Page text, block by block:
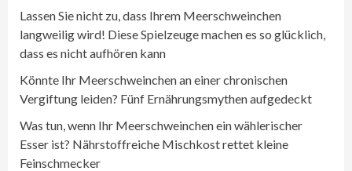
Lassen Sie nicht zu, dass Ihrem Meerschweinchen
langweilig wird! Diese Spielzeuge machen es so glücklich,
dass es nicht aufhören kann
Könnte Ihr Meerschweinchen an einer chronischen
Vergiftung leiden? Fünf Ernährungsmythen aufgedeckt
Was tun, wenn Ihr Meerschweinchen ein wählerischer
Esser ist? Nährstoffreiche Mischkost rettet kleine
Feinschmecker